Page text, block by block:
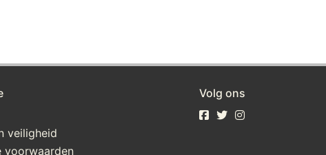
veiligheid
voorwaarden
Volg ons